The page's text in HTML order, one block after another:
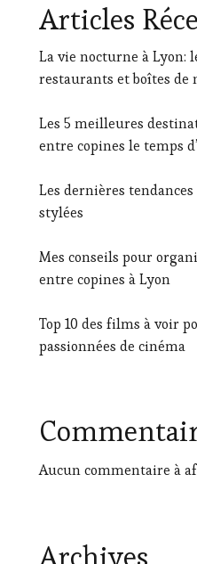
Articles
La vie nocturne à Lyon:
restaurants et boîtes de
Les 5 meilleures
entre copines le temps
Les dernières
stylées
Mes conseils pour
entre copines à Lyon
Top 10 des films à voir
passionnées de cinéma
Aucun commentaire à